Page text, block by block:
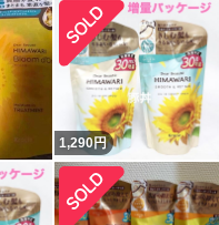
1,290円